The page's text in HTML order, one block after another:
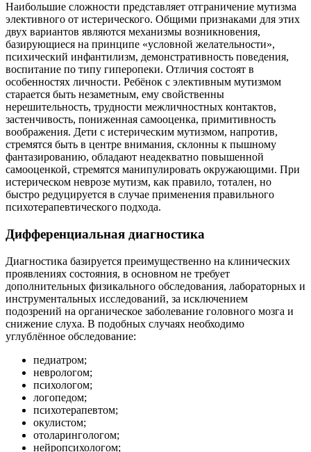
Наибольшие сложности представляет отграничение мутизма
элективного от истерического. Общими признаками для этих
двух вариантов являются механизмы возникновения,
базирующиеся на принципе «условной желательности»,
психический инфантилизм, демонстративность поведения,
воспитание по типу гиперопеки. Отличия состоят в
особенностях личности. Ребёнок с элективным мутизмом
старается быть незаметным, ему свойственны
нерешительность, трудности межличностных контактов,
застенчивость, пониженная самооценка, примитивность
воображения. Дети с истерическим мутизмом, напротив,
стремятся быть в центре внимания, склонны к пышному
фантазированию, обладают неадекватно повышенной
самооценкой, стремятся манипулировать окружающими. При
истерическом неврозе мутизм, как правило, тотален, но
быстро редуцируется в случае применения правильного
психотерапевтического подхода.
Дифференциальная диагностика
Диагностика базируется преимущественно на клинических
проявлениях состояния, в основном не требует
дополнительных физикального обследования, лабораторных и
инструментальных исследований, за исключением
подозрений на органическое заболевание головного мозга и
снижение слуха. В подобных случаях необходимо
углублённое обследование:
педиатром;
неврологом;
психологом;
логопедом;
психотерапевтом;
окулистом;
отоларингологом;
нейропсихологом;